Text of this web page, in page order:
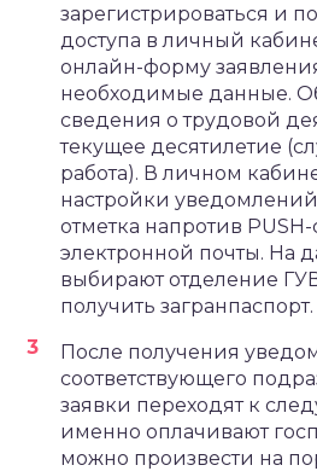
зарегистрироваться и
доступа в личный
онлайн-форму
необходимые данные.
сведения о трудовой
текущее десятилетие
работа). В личном
настройки
отметка напротив
электронной почты. На
выбирают отделение
получить загранпаспорт.
После получения
соответствующего
заявки переходят к
именно оплачивают
можно произвести на